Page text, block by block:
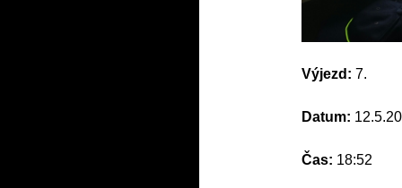
Výjezd: 7.
Datum:
Čas: 18:52